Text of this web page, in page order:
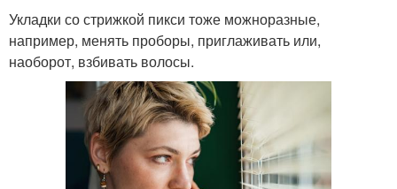
Укладки со стрижкой пикси тоже можноразные,
например, менять проборы, приглаживать или,
наоборот, взбивать волосы.